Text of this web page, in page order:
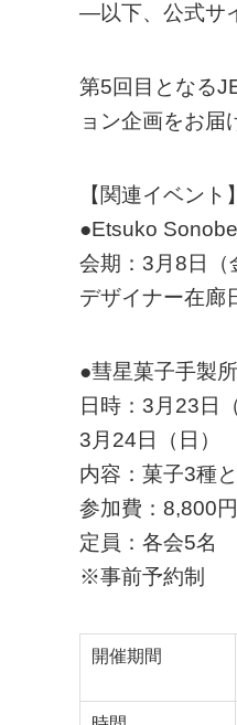
—以下、公式サ
第5回目となる
ョン企画をお届
【関連イベント】
●Etsuko
会期：3月8日（
デザイナー在
●彗星菓子手製
日時：3月23日
3月24日（日）
内容：菓子3種
参加費：8,800円
定員：各会5名
※事前予約制
開催期間